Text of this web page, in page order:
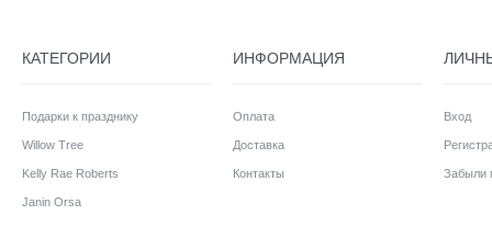
КАТЕГОРИИ
Подарки к празднику
Willow Tree
Kelly Rae Roberts
Janin Orsa
ИНФОРМАЦИЯ
Оплата
Доставка
Контакты
Вход
Забыли